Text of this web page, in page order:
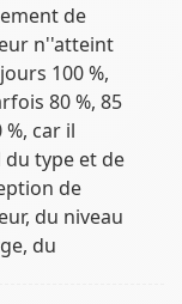
de
n''atteint
100 %,
80 %, 85
%, car il
du type et de
de
du niveau
du